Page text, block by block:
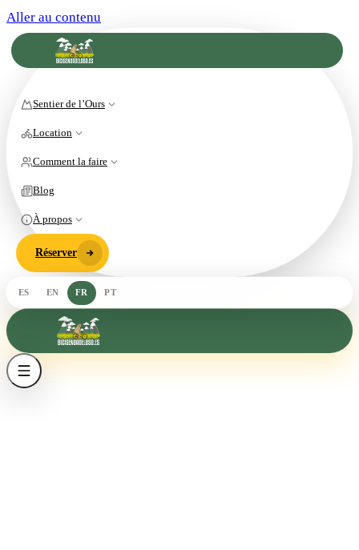
Aller au contenu
Sentier de l’Ours
Location
Comment la faire
Blog
À propos
Réserver
ES EN FR PT